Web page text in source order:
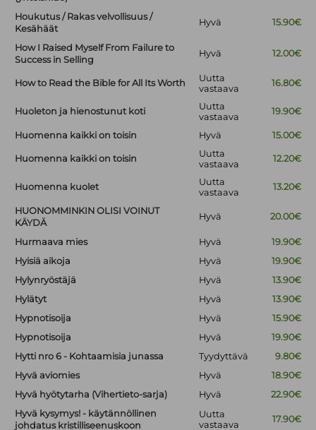
Houkutus / Rakas velvollisuus /
Kesähäät
Hyvä 15.90€
How I Raised Myself From Failure to
Success in Selling
Hyvä 12.00€
How to Read the Bible for All Its Worth
Uutta
vastaava
16.80€
Huoleton ja hienostunut koti
Uutta
vastaava
19.90€
Huomenna kaikki on toisin Hyvä 15.00€
Huomenna kaikki on toisin
Uutta
vastaava
12.20€
Huomenna kuolet
Uutta
vastaava
13.20€
HUONOMMINKIN OLISI VOINUT
KÄYDÄ
Hyvä 20.00€
Hurmaava mies Hyvä
19.90€
Hyisiä aikoja
Hyvä
19.90€
Hylynryöstäjä
Hyvä
13.90€
Hylätyt
Hyvä
13.90€
Hypnotisoija
Hyvä
15.90€
Hypnotisoija
Hyvä
19.90€
Hytti nro 6 - Kohtaamisia junassa
Tyydyttävä
9.80€
Hyvä aviomies
Hyvä
18.90€
Hyvä hyötytarha (Vihertieto-sarja)
Hyvä
22.90€
Hyvä kysymys! - käytännöllinen
johdatus kristilliseenuskoon
Uutta
vastaava
17.90€